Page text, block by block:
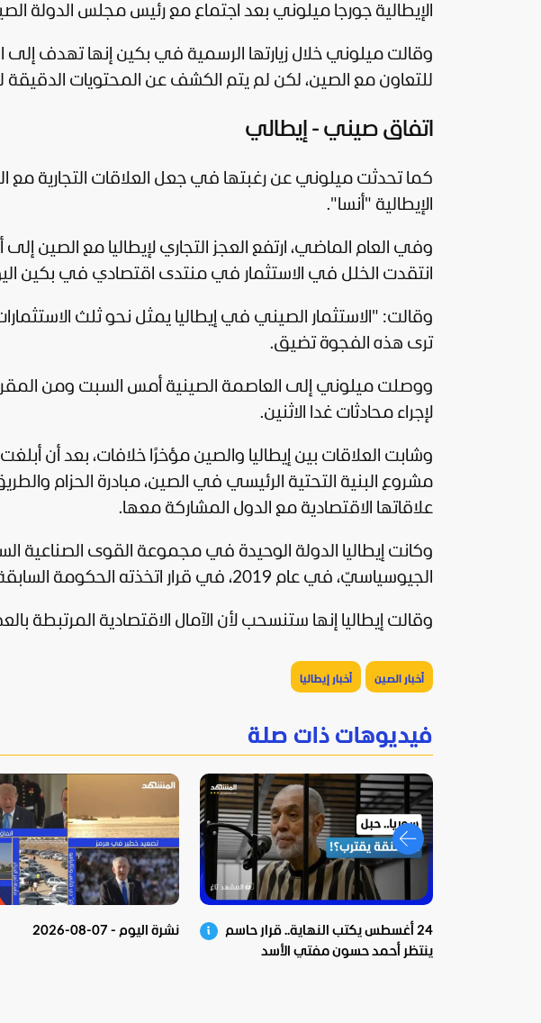
الإيطالية جورجا ميلوني بعد اجتماع مع رئيس مجلس الدولة
وقالت ميلوني خلال زيارتها الرسمية في بكين إنها تهدف
للتعاون مع الصين، لكن لم يتم الكشف عن المحتويات الدقيقة
اتفاق صيني - إيطالي
كما تحدثت ميلوني عن رغبتها في جعل العلاقات التجارية مع
الإيطالية "أنسا".
وفي العام الماضي، ارتفع العجز التجاري لإيطاليا مع الصين إلى أكثر من 40 مليار يورو (43
انتقدت الخلل في الاستثمار في منتدى اقتصادي في بكين
وقالت: "الاستثمار الصيني في إيطاليا يمثل نحو ثلث
ترى هذه الفجوة تضيق.
ووصلت ميلوني إلى العاصمة الصينية أمس السبت ومن
لإجراء محادثات غدا الاثنين.
وشابت العلاقات بين إيطاليا والصين مؤخرًا خلافات، بعد أن
مشروع البنية التحتية الرئيسي في الصين، مبادرة الحزام
علاقاتها الاقتصادية مع الدول المشاركة معها.
وكانت إيطاليا الدولة الوحيدة في مجموعة القوى الصناعية
الجيوسياسيّ، في عام 2019، في قرار اتخذته الحكومة السابقة في روما.
وقالت إيطاليا إنها ستنسحب لأن الآمال الاقتصادية المرتبطة
أخبار الصين أخبار إيطاليا
فيديوهات ذات صلة
24 أغسطس يكتب النهاية.. قرار حاسم
ينتظر أحمد حسون مفتي الأسد
نشرة اليوم - 07-08-2026